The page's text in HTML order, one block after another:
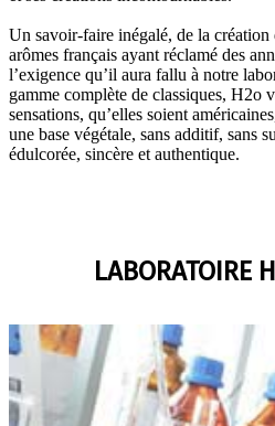
Un savoir-faire inégalé, de la
arômes français ayant réclamé des
l’exigence qu’il aura fallu à notre
gamme complète de classiques, H2o
sensations, qu’elles soient
une base végétale, sans additif, sans
édulcorée, sincère et authentique.
LABORATOIRE H